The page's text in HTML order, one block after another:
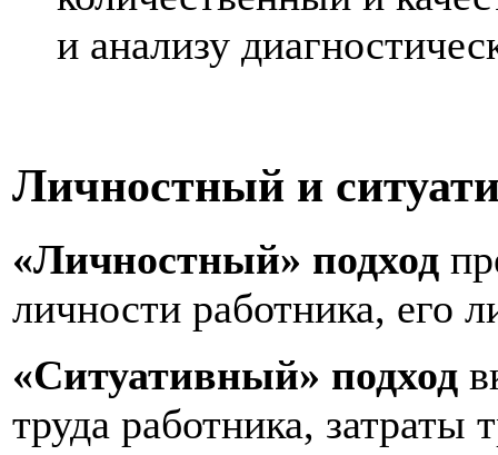
и анализу
Личностный и
«Личностный» подход
личности работника, его
«Ситуативный» подход
труда работника, затраты